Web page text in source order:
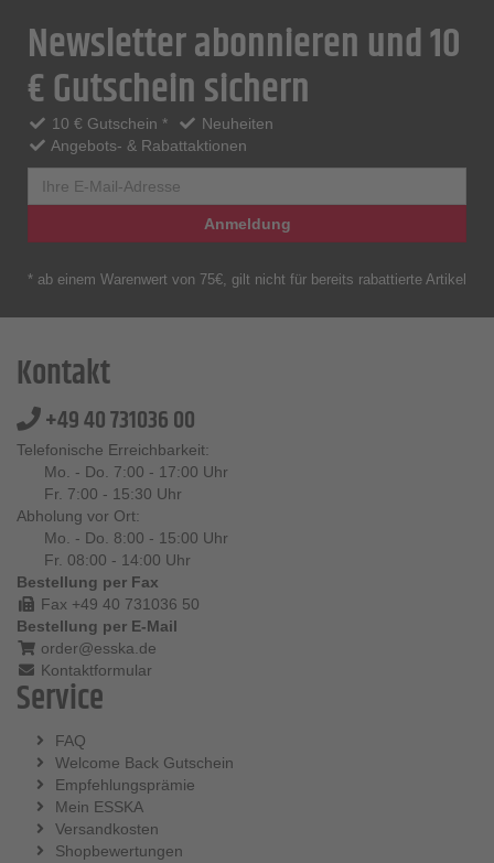
Newsletter abonnieren und 10
€ Gutschein sichern
10 € Gutschein *
Neuheiten
Angebots- & Rabattaktionen
Anmeldung
* ab einem Warenwert von 75€, gilt nicht für bereits rabattierte Artikel
Kontakt
+49 40 731036 00
Telefonische Erreichbarkeit:
Mo. - Do. 7:00 - 17:00 Uhr
Fr. 7:00 - 15:30 Uhr
Abholung vor Ort:
Mo. - Do. 8:00 - 15:00 Uhr
Fr. 08:00 - 14:00 Uhr
Bestellung per Fax
Fax +49 40 731036 50
Bestellung per E-Mail
order@esska.de
Kontaktformular
Service
FAQ
Welcome Back Gutschein
Empfehlungsprämie
Mein ESSKA
Versandkosten
Shopbewertungen